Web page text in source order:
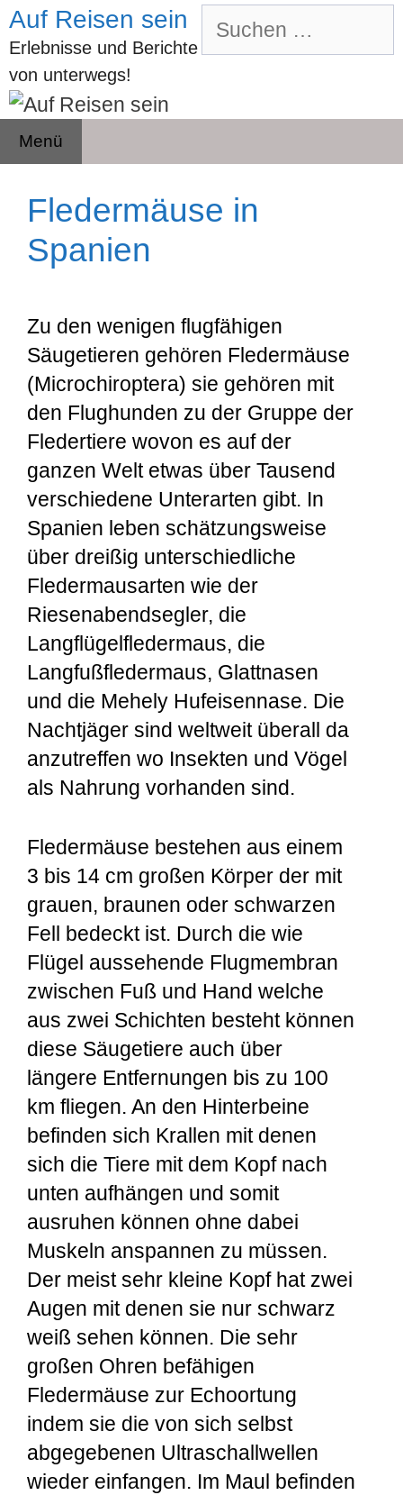
Zum
Inhalt
springen
Suchen
Auf Reisen sein
Erlebnisse und Berichte
von unterwegs!
Menü
Fledermäuse in
Spanien
Zu den wenigen flugfähigen
Säugetieren gehören Fledermäuse
(Microchiroptera) sie gehören mit
den Flughunden zu der Gruppe der
Fledertiere wovon es auf der
ganzen Welt etwas über Tausend
verschiedene Unterarten gibt. In
Spanien leben schätzungsweise
über dreißig unterschiedliche
Fledermausarten wie der
Riesenabendsegler, die
Langflügelfledermaus, die
Langfußfledermaus, Glattnasen
und die Mehely Hufeisennase. Die
Nachtjäger sind weltweit überall da
anzutreffen wo Insekten und Vögel
als Nahrung vorhanden sind.
Fledermäuse bestehen aus einem
3 bis 14 cm großen Körper der mit
grauen, braunen oder schwarzen
Fell bedeckt ist. Durch die wie
Flügel aussehende Flugmembran
zwischen Fuß und Hand welche
aus zwei Schichten besteht können
diese Säugetiere auch über
längere Entfernungen bis zu 100
km fliegen. An den Hinterbeine
befinden sich Krallen mit denen
sich die Tiere mit dem Kopf nach
unten aufhängen und somit
ausruhen können ohne dabei
Muskeln anspannen zu müssen.
Der meist sehr kleine Kopf hat zwei
Augen mit denen sie nur schwarz
weiß sehen können. Die sehr
großen Ohren befähigen
Fledermäuse zur Echoortung
indem sie die von sich selbst
abgegebenen Ultraschallwellen
wieder einfangen. Im Maul befinden